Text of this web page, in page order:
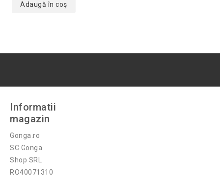
Adaugă în coș
Informatii
magazin
Gonga.ro
SC Gonga
Shop SRL
RO40071310